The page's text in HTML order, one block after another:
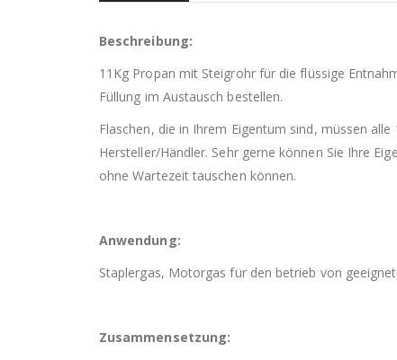
Beschreibung:
11Kg Propan mit Steigrohr für die flüssige
Füllung im Austausch bestellen.
Flaschen, die in Ihrem Eigentum sind, müssen
Hersteller/Händler. Sehr gerne können Sie Ihre
ohne Wartezeit tauschen können.
Anwendung:
Staplergas, Motorgas für den betrieb von
Zusammensetzung: